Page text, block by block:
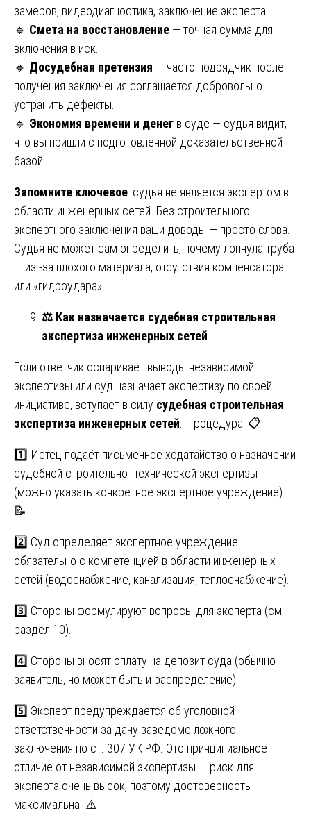
замеров, видеодиагностика, заключение эксперта.
🔹 Смета на восстановление — точная сумма для
включения в иск.
🔹 Досудебная претензия — часто подрядчик после
получения заключения соглашается добровольно
устранить дефекты.
🔹 Экономия времени и денег в суде — судья видит,
что вы пришли с подготовленной доказательственной
базой.
Запомните ключевое: судья не является экспертом в
области инженерных сетей. Без строительного
экспертного заключения ваши доводы — просто слова.
Судья не может сам определить, почему лопнула труба
— из -за плохого материала, отсутствия компенсатора
или «гидроудара».
⚖️ Как назначается судебная строительная
экспертиза инженерных сетей
Если ответчик оспаривает выводы независимой
экспертизы или суд назначает экспертизу по своей
инициативе, вступает в силу судебная строительная
экспертиза инженерных сетей . Процедура: 📋
1️⃣ Истец подаёт письменное ходатайство о назначении
судебной строительно -технической экспертизы
(можно указать конкретное экспертное учреждение).
📝
2️⃣ Суд определяет экспертное учреждение —
обязательно с компетенцией в области инженерных
сетей (водоснабжение, канализация, теплоснабжение).
3️⃣ Стороны формулируют вопросы для эксперта (см.
раздел 10).
4️⃣ Стороны вносят оплату на депозит суда (обычно
заявитель, но может быть и распределение).
5️⃣ Эксперт предупреждается об уголовной
ответственности за дачу заведомо ложного
заключения по ст. 307 УК РФ. Это принципиальное
отличие от независимой экспертизы — риск для
эксперта очень высок, поэтому достоверность
максимальна. ⚠️